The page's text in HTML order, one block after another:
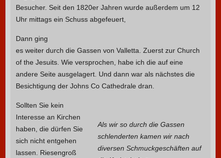
Besucher. Seit den 1820er Jahren wurde außerdem um 12
Uhr mittags ein Schuss abgefeuert,
Dann ging
es weiter durch die Gassen von Valletta. Zuerst zur Church
of the Jesuits. Wie versprochen, habe ich die auf eine
andere Seite ausgelagert. Und dann war als nächstes die
Besichtigung der Johns Co Cathedrale dran.
Als wir so durch die Gassen
schlenderten kamen wir nach
diversen Schmuckgeschäften auf
Sollten Sie kein
Interesse an Kirchen
haben, die dürfen Sie
sich nicht entgehen
lassen. Riesengroß